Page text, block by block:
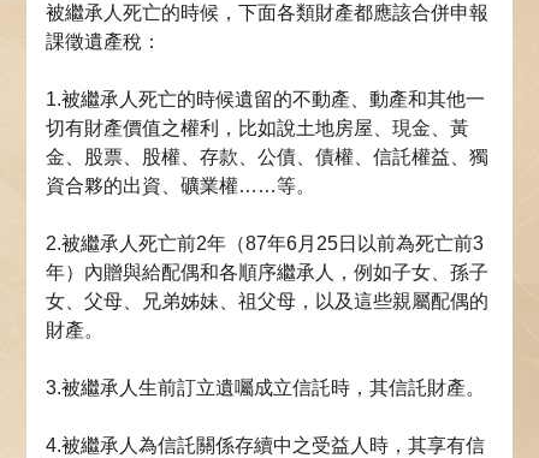
被繼承人死亡的時候，下面各類財產都應該合併申報
課徵遺產稅：
1.被繼承人死亡的時候遺留的不動產、動產和其他一
切有財產價值之權利，比如說土地房屋、現金、黃
金、股票、股權、存款、公債、債權、信託權益、獨
資合夥的出資、礦業權……等。
2.被繼承人死亡前2年（87年6月25日以前為死亡前3
年）內贈與給配偶和各順序繼承人，例如子女、孫子
女、父母、兄弟姊妹、祖父母，以及這些親屬配偶的
財產。
3.被繼承人生前訂立遺囑成立信託時，其信託財產。
4.被繼承人為信託關係存續中之受益人時，其享有信